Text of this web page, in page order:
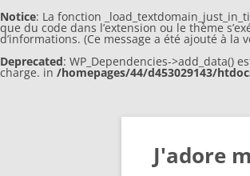
Notice: La fonction
que du code dans l’extension ou le thème
d’informations. (Ce message a été ajouté à la
Deprecated: WP_Dependencies->add_data()
charge. in /homepages/44/d453029143/
J'adore